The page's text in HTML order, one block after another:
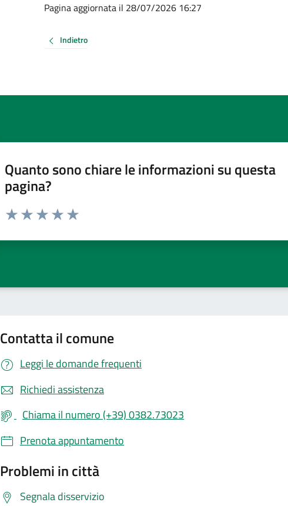
Pagina aggiornata il 28/07/2026 16:27
Indietro
Quanto sono chiare le informazioni su questa
pagina?
Valuta da 1 a 5 stelle la pagina
Contatta il comune
Leggi le domande frequenti
Richiedi assistenza
Chiama il numero (+39) 0382.73023
Prenota appuntamento
Problemi in città
Segnala disservizio